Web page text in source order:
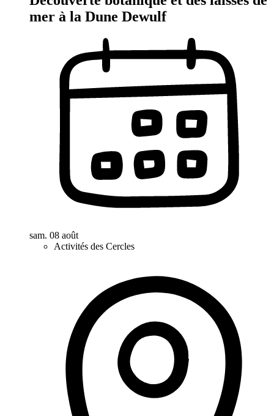
mer à la Dune Dewulf
sam. 08 août
Activités des Cercles